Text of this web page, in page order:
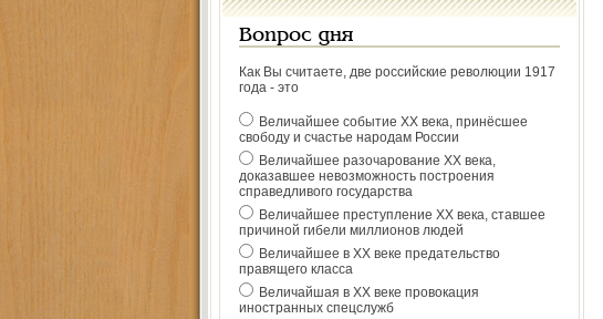
Вопрос дня
Как Вы считаете, две российские революции 1917
года - это
Величайшее событие ХХ века, принёсшее
свободу и счастье народам России
Величайшее разочарование ХХ века,
доказавшее невозможность построения
справедливого государства
Величайшее преступление ХХ века, ставшее
причиной гибели миллионов людей
Величайшее в ХХ веке предательство
правящего класса
Величайшая в ХХ веке провокация
иностранных спецслужб